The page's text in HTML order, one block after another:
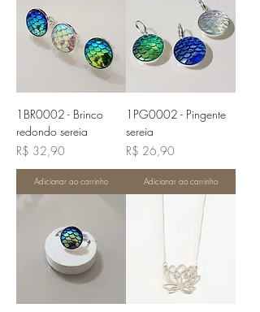
1BR0002 - Brinco
redondo sereia
Preço
R$ 32,90
Adicionar ao carrinho
1PG0002 - Pingente
sereia
Preço
R$ 26,90
Adicionar ao carrinho